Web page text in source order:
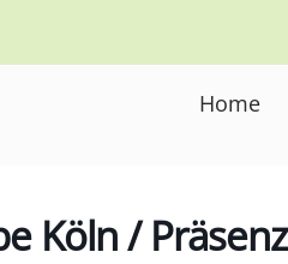
Home
Köln / Präsenz